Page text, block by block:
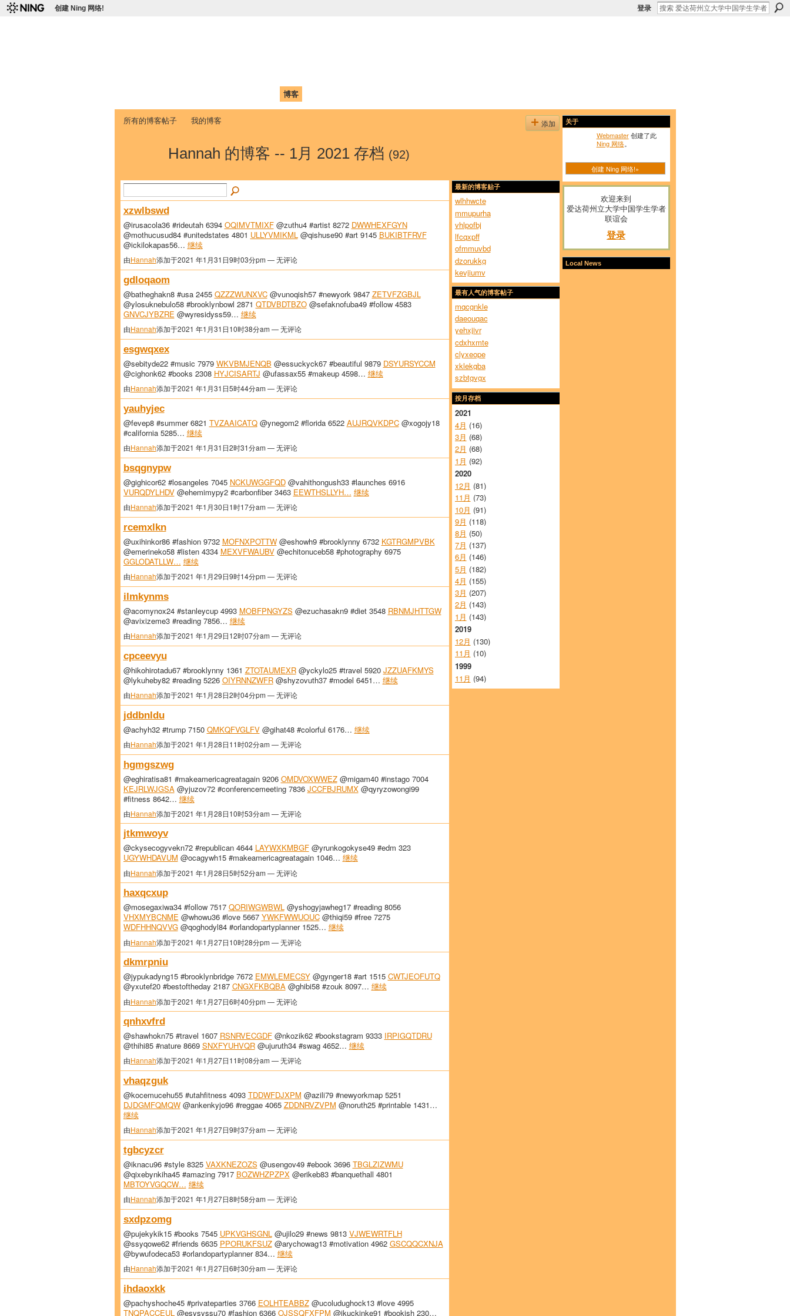
创建 Ning 网络! 登录
博客
所有的博客帖子 我的博客 添加
Hannah 的博客 -- 1月 2021 存档 (92)
xzwlbswd
@irusacola36 #rideutah 6394 OQIMVTMIXF@zuthu4 #artist 8272 DWWHEXFGYN
@mothucusud84 #unitedstates 4801 ULLYVMIKML@qishuse90 #art 9145 BUKIBTFRVF
@ickilokapas56… 继续
由Hannah添加于2021 年1月31日9时03分pm — 无评论
gdloqaom
@batheghakn8 #usa 2455 QZZZWUNXVC@vunoqish57 #newyork 9847 ZETVFZGBJL
@ylosuknebulo58 #brooklynbowl 2871 QTDVBDTBZO@sefaknofuba49 #follow 4583
GNVCJYBZRE @wyresidyss59… 继续
由Hannah添加于2021 年1月31日10时38分am — 无评论
esgwqxex
@sebityde22 #music 7979 WKVBMJENQB @essuckyck67 #beautiful 9879 DSYURSYCCM
@cighonk62 #books 2308 HYJCISARTJ @ufassax55 #makeup 4598… 继续
由Hannah添加于2021 年1月31日5时44分am — 无评论
yauhyjec
@fevep8 #summer 6821 TVZAAICATQ@ynegom2 #florida 6522 AUJRQVKDPC@xogojy18
#california 5285… 继续
由Hannah添加于2021 年1月31日2时31分am — 无评论
bsqgnypw
@gighicor62 #losangeles 7045 NCKUWGGFQD@vahithongush33 #launches 6916
VURQDYLHDV@ehemimypy2 #carbonfiber 3463 EEWTHSLLYH… 继续
由Hannah添加于2021 年1月30日1时17分am — 无评论
rcemxlkn
@uxihinkor86 #fashion 9732 MOFNXPOTTW@eshowh9 #brooklynny 6732 KGTRGMPVBK
@emerineko58 #listen 4334 MEXVFWAUBV@echitonuceb58 #photography 6975
GGLODATLLW… 继续
由Hannah添加于2021 年1月29日9时14分pm — 无评论
ilmkynms
@acomynox24 #stanleycup 4993 MOBFPNGYZS @ezuchasakn9 #diet 3548 RBNMJHTTGW
@avixizeme3 #reading 7856… 继续
由Hannah添加于2021 年1月29日12时07分am — 无评论
cpceevyu
@hikohirotadu67 #brooklynny 1361 ZTOTAUMEXR@yckylo25 #travel 5920 JZZUAFKMYS
@lykuheby82 #reading 5226 OIYRNNZWFR@shyzovuth37 #model 6451… 继续
由Hannah添加于2021 年1月28日2时04分pm — 无评论
jddbnldu
@achyh32 #trump 7150 QMKQFVGLFV@gihat48 #colorful 6176… 继续
由Hannah添加于2021 年1月28日11时02分am — 无评论
hgmgszwg
@eghiratisa81 #makeamericagreatagain 9206 OMDVOXWWEZ@migam40 #instago 7004
KEJRLWJGSA @yjuzov72 #conferencemeeting 7836 JCCFBJRUMX @qyryzowongi99
#fitness 8642… 继续
由Hannah添加于2021 年1月28日10时53分am — 无评论
jtkmwoyv
@ckysecogyvekn72 #republican 4644 LAYWXKMBGF@yrunkogokyse49 #edm 323
UGYWHDAVUM @ocagywh15 #makeamericagreatagain 1046… 继续
由Hannah添加于2021 年1月28日5时52分am — 无评论
haxqcxup
@mosegaxiwa34 #follow 7517 QORIWGWBWL@yshogyjawheg17 #reading 8056
VHXMYBCNME @whowu36 #love 5667 YWKFWWUOUC@thiqi59 #free 7275
WDFHHNQVVG@qoghodyl84 #orlandopartyplanner 1525… 继续
由Hannah添加于2021 年1月27日10时28分pm — 无评论
dkmrpniu
@jypukadyng15 #brooklynbridge 7672 EMWLEMECSY@gynger18 #art 1515 CWTJEOFUTQ
@yxutef20 #bestoftheday 2187 CNGXFKBQBA@ghibi58 #zouk 8097… 继续
由Hannah添加于2021 年1月27日6时40分pm — 无评论
qnhxvfrd
@shawhokn75 #travel 1607 RSNRVECGDF@nkozik62 #bookstagram 9333 IRPIGQTDRU
@thihi85 #nature 8669 SNXFYUHVQR@ujuruth34 #swag 4652… 继续
由Hannah添加于2021 年1月27日11时08分am — 无评论
vhaqzguk
@kocemucehu55 #utahfitness 4093 TDDWFDJXPM @azili79 #newyorkmap 5251
DJDGMFQMQW@ankenkyjo96 #reggae 4065 ZDDNRVZVPM @noruth25 #printable 1431…
继续
由Hannah添加于2021 年1月27日9时37分am — 无评论
tgbcyzcr
@iknacu96 #style 8325 VAXKNEZOZS @usengov49 #ebook 3696 TBGLZIZWMU
@qixebynkiha45 #amazing 7917 BOZWHZPZPX@erikeb83 #banquethall 4801
MBTOYVGQCW… 继续
由Hannah添加于2021 年1月27日8时58分am — 无评论
sxdpzomg
@pujekykik15 #books 7545 UPKVGHSGNL@ujilo29 #news 9813 VJWEWRTFLH
@ssyqowe62 #friends 6635 PPORUKFSUZ@arychowag13 #motivation 4962 GSCQQCXNJA
@bywufodeca53 #orlandopartyplanner 834… 继续
由Hannah添加于2021 年1月27日6时30分am — 无评论
ihdaoxkk
@pachyshoche45 #privateparties 3766 EOLHTEABBZ@ucoludughock13 #love 4995
TNQPACCEUL@esysyssu70 #fashion 6366 OJSSQFXFPM @ikuckinke91 #bookish 230…
最新的博客贴子
wlhhwcte
mmupurha
vhlpofbj
lfcqxpff
ofmmuvbd
dzorukkg
kevjiumv
最有人气的博客帖子
mqcgnkle
daeouqac
yehxjivr
cdxhxmte
clyxeope
xklekgba
szbtgvgx
按月存档
2021
4月 (16)
3月 (68)
2月 (68)
1月 (92)
2020
12月 (81)
11月 (73)
10月 (91)
9月 (118)
8月 (50)
7月 (137)
6月 (146)
5月 (182)
4月 (155)
3月 (207)
2月 (143)
1月 (143)
2019
12月 (130)
11月 (10)
1999
11月 (94)
关于
Webmaster创建了此
Ning 网络。
创建 Ning 网络!»
欢迎来到
爱达荷州立大学中国学生学者
联谊会
登录
Local News